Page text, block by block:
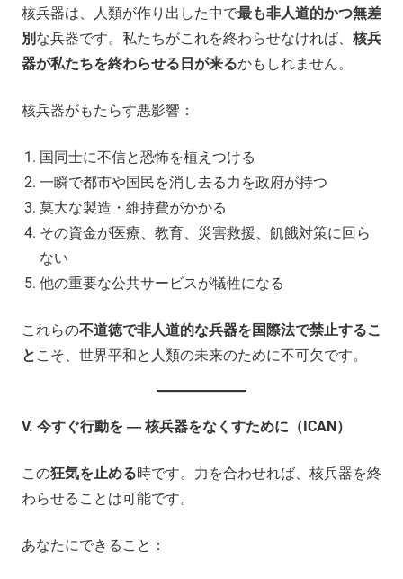
核兵器は、人類が作り出した中で最も非人道的かつ無差
別 な兵器です。私たちがこれを終わらせなければ、 核兵
器が私たちを終わらせる日が来るかもしれません。
核兵器がもたらす悪影響：
国同士に不信と恐怖を植えつける
一瞬で都市や国民を消し去る力を政府が持つ
莫大な製造・維持費がかかる
その資金が医療、教育、災害救援、飢餓対策に回ら
ない
他の重要な公共サービスが犠牲になる
これらの不道徳で非人道的な兵器を国際法で禁止するこ
と こそ、世界平和と人類の未来のために不可欠です。
V. 今すぐ行動を ― 核兵器をなくすために（ICAN）
この狂気を止める時です。力を合わせれば、核兵器を終
わらせることは可能です。
あなたにできること：